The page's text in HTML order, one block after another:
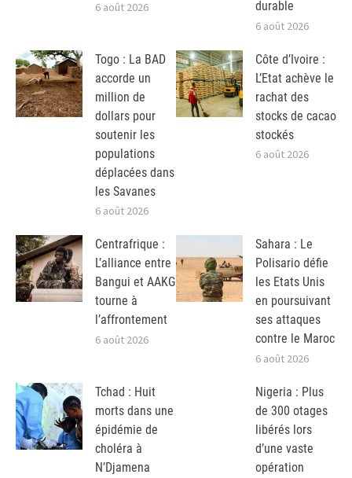
6 août 2026
durable
6 août 2026
Togo : La BAD
accorde un
million de
dollars pour
soutenir les
populations
déplacées dans
les Savanes
6 août 2026
Côte d’Ivoire :
L’Etat achève le
rachat des
stocks de cacao
stockés
6 août 2026
Centrafrique :
L’alliance entre
Bangui et AAKG
tourne à
l’affrontement
6 août 2026
Sahara : Le
Polisario défie
les Etats Unis
en poursuivant
ses attaques
contre le Maroc
6 août 2026
Tchad : Huit
morts dans une
épidémie de
choléra à
N’Djamena
Nigeria : Plus
de 300 otages
libérés lors
d’une vaste
opération